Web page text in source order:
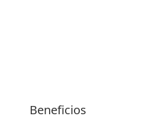
Beneficios